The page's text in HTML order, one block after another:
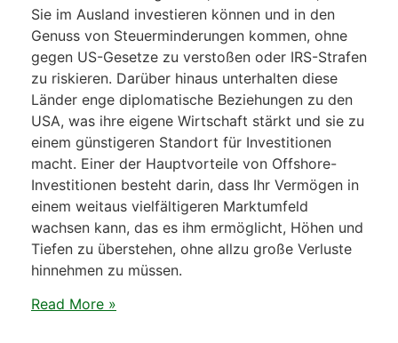
Sie im Ausland investieren können und in den
Genuss von Steuerminderungen kommen, ohne
gegen US-Gesetze zu verstoßen oder IRS-Strafen
zu riskieren. Darüber hinaus unterhalten diese
Länder enge diplomatische Beziehungen zu den
USA, was ihre eigene Wirtschaft stärkt und sie zu
einem günstigeren Standort für Investitionen
macht. Einer der Hauptvorteile von Offshore-
Investitionen besteht darin, dass Ihr Vermögen in
einem weitaus vielfältigeren Marktumfeld
wachsen kann, das es ihm ermöglicht, Höhen und
Tiefen zu überstehen, ohne allzu große Verluste
hinnehmen zu müssen.
Read More »